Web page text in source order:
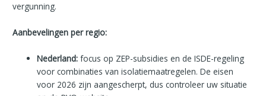
vergunning.
Aanbevelingen per regio:
Nederland: focus op ZEP-subsidies en de ISDE-regeling
voor combinaties van isolatiemaatregelen. De eisen
voor 2026 zijn aangescherpt, dus controleer uw situatie